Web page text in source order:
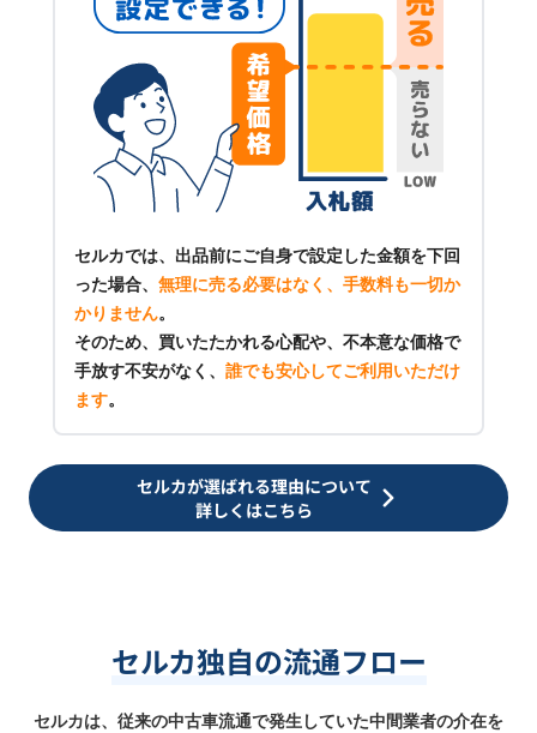
セルカでは、出品前にご自身で設定した金額を下回
った場合、 無理に売る必要はなく、手数料も一切か
かりません。
そのため、買いたたかれる心配や、不本意な価格で
手放す不安がなく、 誰でも安心してご利用いただけ
ます。
セルカが選ばれる理由について
詳しくはこちら
セルカ独自の流通フロー
セルカは、従来の中古車流通で発生していた中間業者の介在を